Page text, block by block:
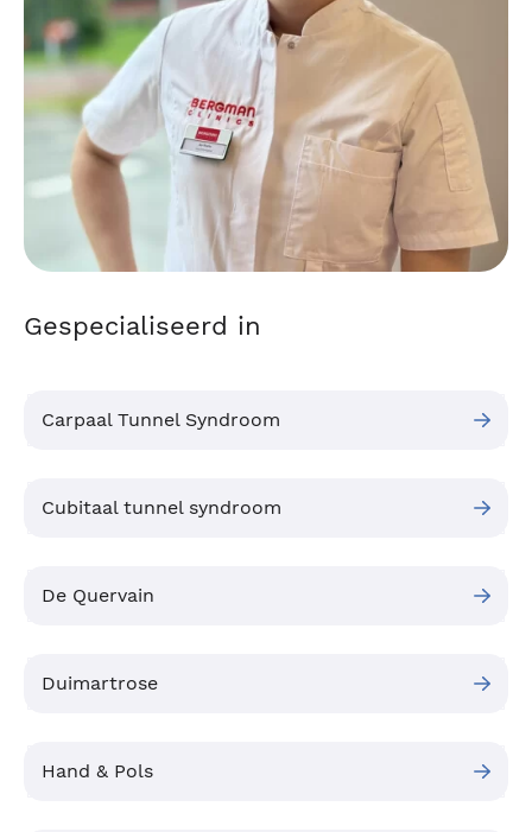
Gespecialiseerd in
Carpaal Tunnel Syndroom
Cubitaal tunnel syndroom
De Quervain
Duimartrose
Hand & Pols